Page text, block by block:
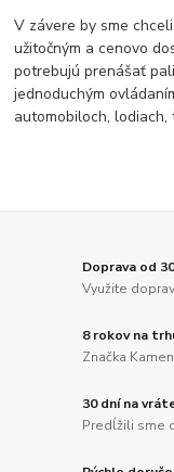
V závere by sme
užitočným a cenovo
potrebujú prenášať
jednoduchým
automobiloch,
Doprava od
Využite
8 rokov na
Značka
30 dní na
Predĺžili sme